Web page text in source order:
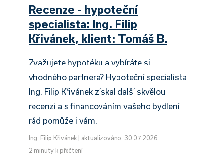
Recenze - hypoteční
specialista: Ing. Filip
Křivánek, klient: Tomáš B.
Zvažujete hypotéku a vybíráte si
vhodného partnera? Hypoteční specialista
Ing. Filip Křivánek získal další skvělou
recenzi a s financováním vašeho bydlení
rád pomůže i vám.
Ing. Filip Křivánek
aktualizováno: 30.07.2026
2 minuty k přečtení